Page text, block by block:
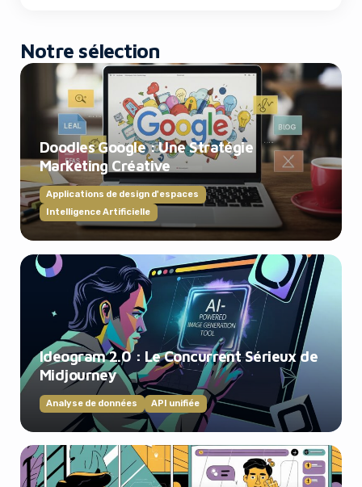
Notre sélection
Doodles Google : Une Stratégie
Marketing Créative
Applications de design d'espaces
Intelligence Artificielle
Ideogram 2.0 : Le Concurrent Sérieux de
Midjourney
Analyse de données API unifiée